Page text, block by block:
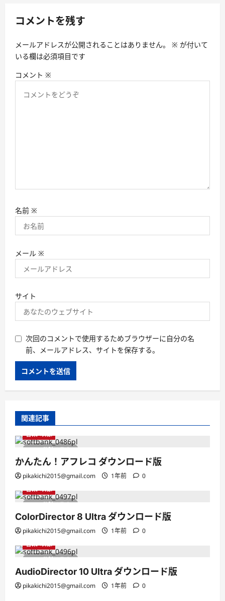
シ
ン
コメントを残す
メールアドレスが公開されることはありません。 ※ が付いて
いる欄は必須項目です
コメント ※
名前 ※
メール ※
サイト
次回のコメントで使用するためブラウザーに自分の名
前、メールアドレス、サイトを保存する。
関連記事
1 分読み取り
音楽・映像
かんたん！アフレコ ダウンロード版
pikakichi2015@gmail.com 1年前 0
1 分読み取り
音楽・映像
ColorDirector 8 Ultra ダウンロード版
pikakichi2015@gmail.com 1年前 0
1 分読み取り
音楽・映像
AudioDirector 10 Ultra ダウンロード版
pikakichi2015@gmail.com 1年前 0